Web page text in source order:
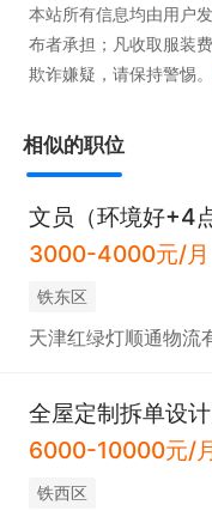
本站所有信息均由用户
布者承担；凡收取服装
欺诈嫌疑，请保持警惕。
相似的职位
文员（环境好+4
3000-4000元/月
铁东区
天津红绿灯顺通物流
全屋定制拆单设
6000-10000元/
铁西区